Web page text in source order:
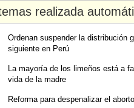
realizada
Ordenan suspender la distribución
siguiente en Perú
La mayoría de los limeños está a
vida de la madre
Reforma para despenalizar el